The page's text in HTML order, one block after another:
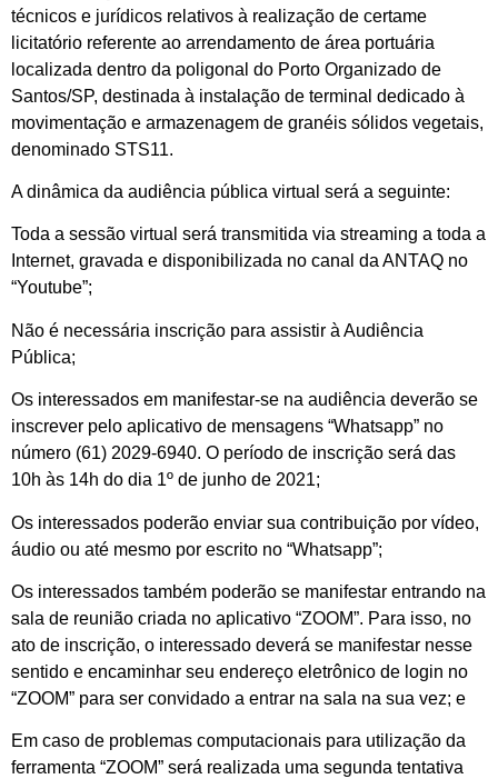
técnicos e jurídicos relativos à realização de certame
licitatório referente ao arrendamento de área portuária
localizada dentro da poligonal do Porto Organizado de
Santos/SP, destinada à instalação de terminal dedicado à
movimentação e armazenagem de granéis sólidos vegetais,
denominado STS11.
A dinâmica da audiência pública virtual será a seguinte:
Toda a sessão virtual será transmitida via streaming a toda a
Internet, gravada e disponibilizada no canal da ANTAQ no
“Youtube”;
Não é necessária inscrição para assistir à Audiência
Pública;
Os interessados em manifestar-se na audiência deverão se
inscrever pelo aplicativo de mensagens “Whatsapp” no
número (61) 2029-6940. O período de inscrição será das
10h às 14h do dia 1º de junho de 2021;
Os interessados poderão enviar sua contribuição por vídeo,
áudio ou até mesmo por escrito no “Whatsapp”;
Os interessados também poderão se manifestar entrando na
sala de reunião criada no aplicativo “ZOOM”. Para isso, no
ato de inscrição, o interessado deverá se manifestar nesse
sentido e encaminhar seu endereço eletrônico de login no
“ZOOM” para ser convidado a entrar na sala na sua vez; e
Em caso de problemas computacionais para utilização da
ferramenta “ZOOM” será realizada uma segunda tentativa